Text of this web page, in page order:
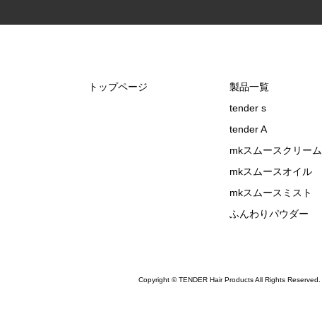
トップページ
製品一覧
tender s
tender A
mkスムースクリーム
mkスムースオイル
mkスムースミスト
ふんわりパウダー
Copyright © TENDER Hair Products All Rights Reserved.